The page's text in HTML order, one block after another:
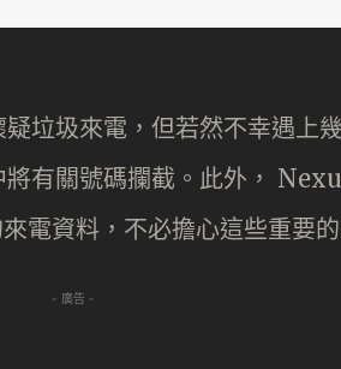
垃圾來電，但若然不幸遇上
有關號碼攔截。此外，
資料，不必擔心這些重要的
- 廣告 -